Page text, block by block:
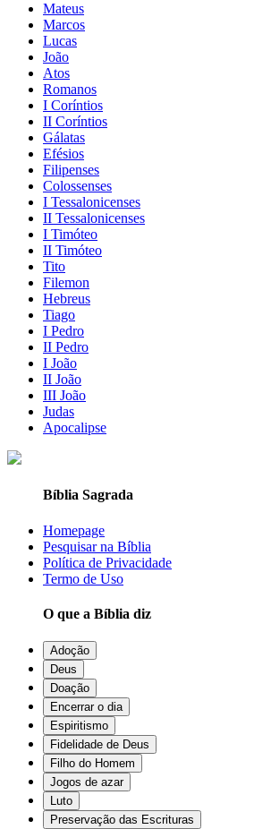
Mateus
Marcos
Lucas
João
Atos
Romanos
I Coríntios
II Coríntios
Gálatas
Efésios
Filipenses
Colossenses
I Tessalonicenses
II Tessalonicenses
I Timóteo
II Timóteo
Tito
Filemon
Hebreus
Tiago
I Pedro
II Pedro
I João
II João
III João
Judas
Apocalipse
Bíblia Sagrada
Homepage
Pesquisar na Bíblia
Política de Privacidade
Termo de Uso
O que a Bíblia diz
Adoção
Deus
Doação
Encerrar o dia
Espiritismo
Fidelidade de Deus
Filho do Homem
Jogos de azar
Luto
Preservação das Escrituras